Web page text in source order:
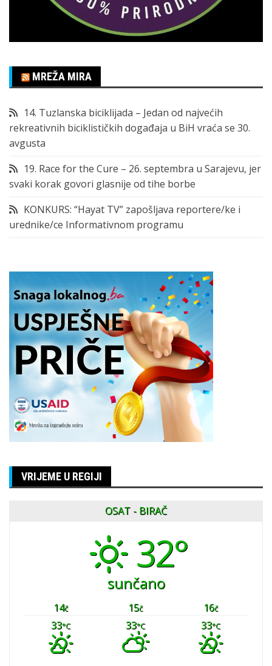
MREŽA MIRA
14. Tuzlanska biciklijada – Jedan od najvećih
rekreativnih biciklističkih događaja u BiH vraća se 30.
avgusta
19. Race for the Cure – 26. septembra u Sarajevu, jer
svaki korak govori glasnije od tihe borbe
KONKURS: “Hayat TV” zapošljava reportere/ke i
urednike/ce Informativnom programu
VRIJEME U REGIJI
OSAT - BIRAČ
32°
sunčano
14č 15č 16č
33°C 33°C 33°C